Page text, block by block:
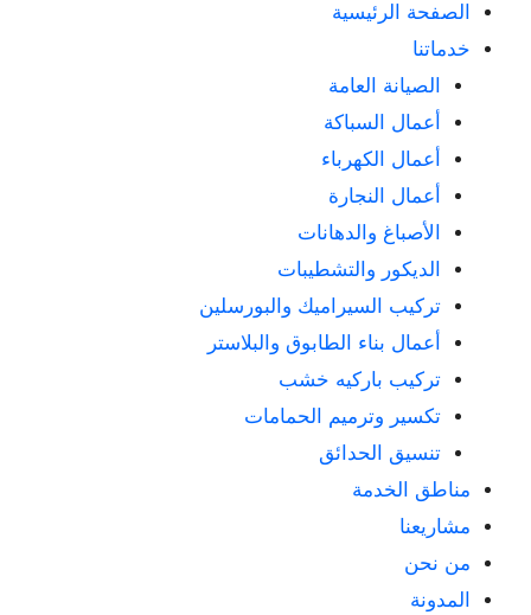
الصفحة الرئيسية
خدماتنا
الصيانة العامة
أعمال السباكة
أعمال الكهرباء
أعمال النجارة
الأصباغ والدهانات
الديكور والتشطيبات
تركيب السيراميك والبورسلين
أعمال بناء الطابوق والبلاستر
تركيب باركيه خشب
تكسير وترميم الحمامات
تنسيق الحدائق
مناطق الخدمة
مشاريعنا
من نحن
المدونة